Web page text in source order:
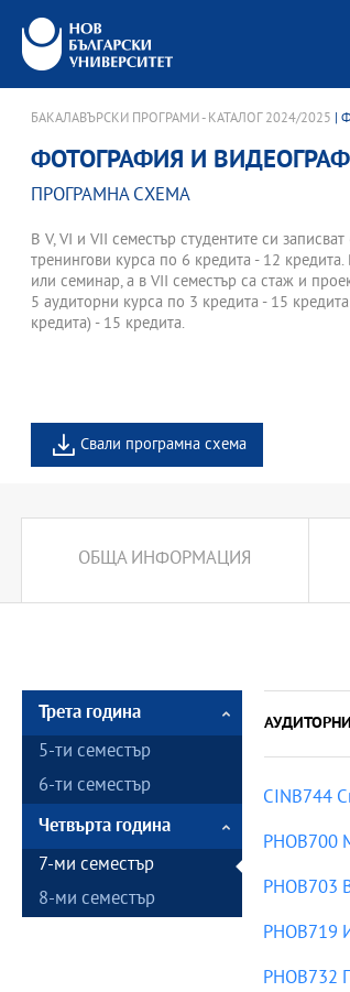
БАКАЛАВЪРСКИ ПРОГРАМИ - КАТАЛОГ 2024/2025 |
ФОТОГРАФИЯ И
ПРОГРАМНА СХЕМА
В V, VI и VII семестър студентите си
тренингови курса по 6 кредита - 12
или семинар, а в VII семестър са стаж и
5 аудиторни курса по 3 кредита - 15
кредита) - 15 кредита.
Свали програмна схема
ОБЩА ИНФОРМАЦИЯ
Трета година
5-ти семестър
6-ти семестър
Четвърта година
7-ми семестър
8-ми семестър
CINB744
PHOB700
PHOB703
PHOB719
PHOB732